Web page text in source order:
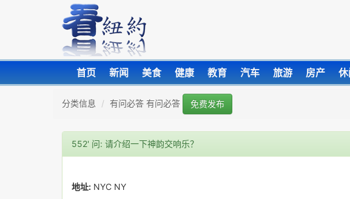
首页 新闻 美食 健康 教育 汽车 旅游 房产 休
分类信息 有问必答 有问必答 免费发布
552' 问: 请介绍一下神韵交响乐？
地址: NYC NY